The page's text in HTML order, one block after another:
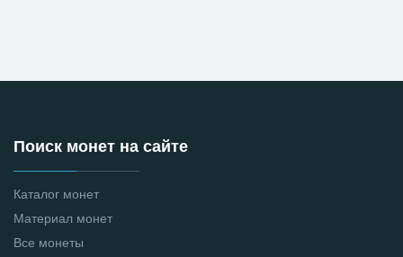
Поиск монет на сайте
Каталог монет
Материал монет
Все монеты